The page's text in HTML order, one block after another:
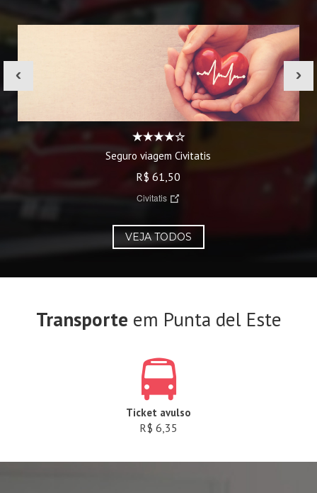
Seguro viagem Civitatis
R$ 61,50
Civitatis
‹ ›
VEJA TODOS
Transporte em Punta del Este
Ticket avulso
R$ 6,35